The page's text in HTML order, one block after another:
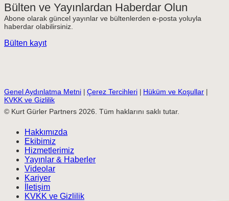
Bülten ve Yayınlardan Haberdar Olun
Abone olarak güncel yayınlar ve bültenlerden e-posta yoluyla
haberdar olabilirsiniz.
Bülten kayıt
Genel Aydınlatma Metni Çerez Tercihleri Hüküm ve Koşullar
KVKK ve Gizlilik
© Kurt Gürler Partners 2026. Tüm haklarını saklı tutar.
Hakkımızda
Ekibimiz
Hizmetlerimiz
Yayınlar & Haberler
Videolar
Kariyer
İletişim
KVKK ve Gizlilik